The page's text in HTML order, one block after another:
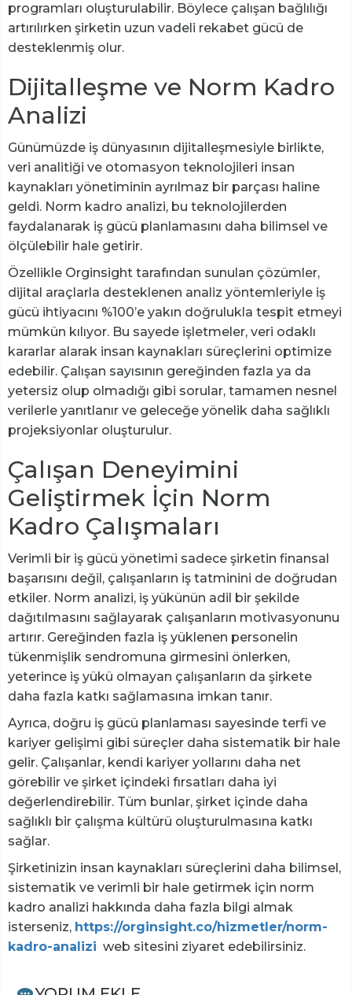
programları oluşturulabilir. Böylece çalışan bağlılığı
artırılırken şirketin uzun vadeli rekabet gücü de
desteklenmiş olur.
Dijitalleşme ve Norm Kadro
Analizi
Günümüzde iş dünyasının dijitalleşmesiyle birlikte,
veri analitiği ve otomasyon teknolojileri insan
kaynakları yönetiminin ayrılmaz bir parçası haline
geldi. Norm kadro analizi, bu teknolojilerden
faydalanarak iş gücü planlamasını daha bilimsel ve
ölçülebilir hale getirir.
Özellikle Orginsight tarafından sunulan çözümler,
dijital araçlarla desteklenen analiz yöntemleriyle iş
gücü ihtiyacını %100’e yakın doğrulukla tespit etmeyi
mümkün kılıyor. Bu sayede işletmeler, veri odaklı
kararlar alarak insan kaynakları süreçlerini optimize
edebilir. Çalışan sayısının gereğinden fazla ya da
yetersiz olup olmadığı gibi sorular, tamamen nesnel
verilerle yanıtlanır ve geleceğe yönelik daha sağlıklı
projeksiyonlar oluşturulur.
Çalışan Deneyimini
Geliştirmek İçin Norm
Kadro Çalışmaları
Verimli bir iş gücü yönetimi sadece şirketin finansal
başarısını değil, çalışanların iş tatminini de doğrudan
etkiler. Norm analizi, iş yükünün adil bir şekilde
dağıtılmasını sağlayarak çalışanların motivasyonunu
artırır. Gereğinden fazla iş yüklenen personelin
tükenmişlik sendromuna girmesini önlerken,
yeterince iş yükü olmayan çalışanların da şirkete
daha fazla katkı sağlamasına imkan tanır.
Ayrıca, doğru iş gücü planlaması sayesinde terfi ve
kariyer gelişimi gibi süreçler daha sistematik bir hale
gelir. Çalışanlar, kendi kariyer yollarını daha net
görebilir ve şirket içindeki fırsatları daha iyi
değerlendirebilir. Tüm bunlar, şirket içinde daha
sağlıklı bir çalışma kültürü oluşturulmasına katkı
sağlar.
Şirketinizin insan kaynakları süreçlerini daha bilimsel,
sistematik ve verimli bir hale getirmek için norm
kadro analizi hakkında daha fazla bilgi almak
isterseniz, https://orginsight.co/hizmetler/norm-
kadro-analizi web sitesini ziyaret edebilirsiniz.